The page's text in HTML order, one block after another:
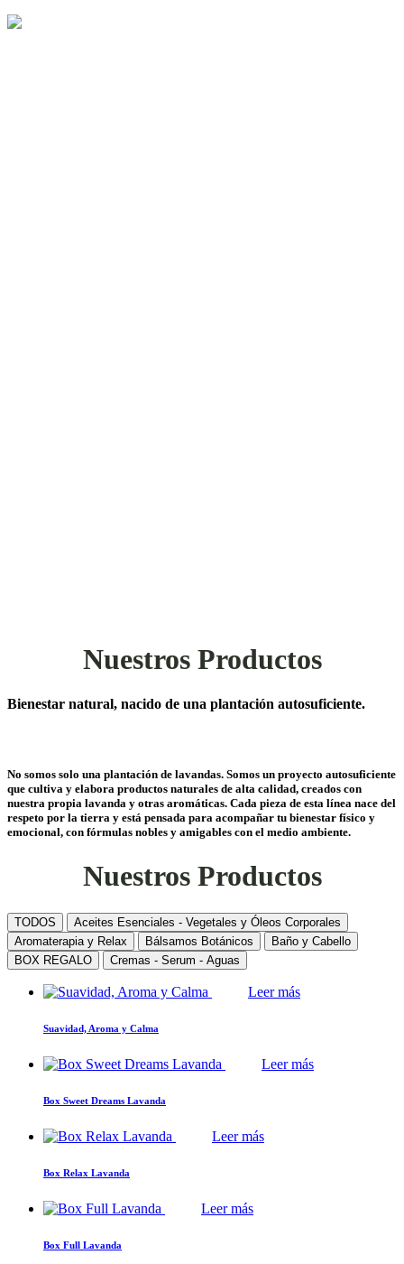
Nuestros Productos
Bienestar natural, nacido de una plantación autosuficiente.
No somos solo una plantación de lavandas. Somos un proyecto autosuficiente
que cultiva y elabora productos naturales de alta calidad, creados con
nuestra propia lavanda y otras aromáticas. Cada pieza de esta línea nace del
respeto por la tierra y está pensada para acompañar tu bienestar físico y
emocional, con fórmulas nobles y amigables con el medio ambiente.
Nuestros Productos
TODOS
Aceites Esenciales - Vegetales y Óleos Corporales
Aromaterapia y Relax
Bálsamos Botánicos
Baño y Cabello
BOX REGALO
Cremas - Serum - Aguas
Leer más
Suavidad, Aroma y Calma
Leer más
Box Sweet Dreams Lavanda
Leer más
Box Relax Lavanda
Leer más
Box Full Lavanda